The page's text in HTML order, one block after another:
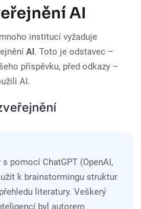
AI
institucí vyžaduje
AI. Toto je odstavec –
příspěvku, před odkazy –
AI.
pomocí ChatGPT (OpenAI,
k brainstormingu struktur
literatury. Veškerý
byl autorem